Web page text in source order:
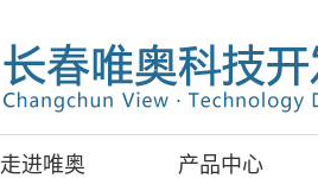
走进唯奥 产品中心